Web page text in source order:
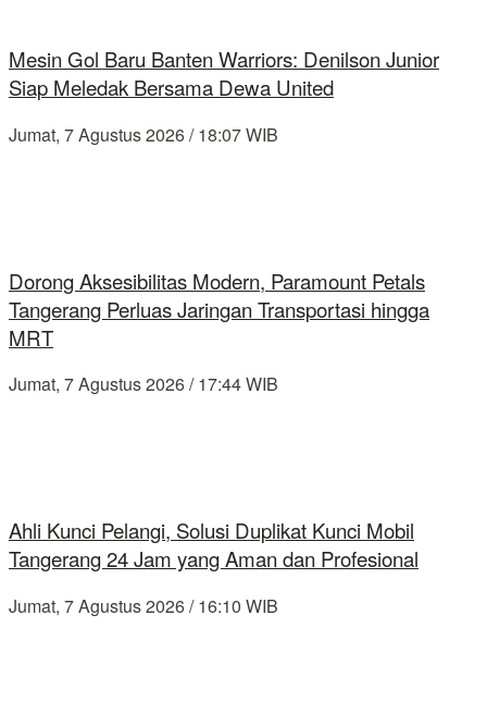
Mesin Gol Baru Banten Warriors: Denilson Junior
Siap Meledak Bersama Dewa United
Jumat, 7 Agustus 2026 / 18:07 WIB
Dorong Aksesibilitas Modern, Paramount Petals
Tangerang Perluas Jaringan Transportasi hingga
MRT
Jumat, 7 Agustus 2026 / 17:44 WIB
Ahli Kunci Pelangi, Solusi Duplikat Kunci Mobil
Tangerang 24 Jam yang Aman dan Profesional
Jumat, 7 Agustus 2026 / 16:10 WIB